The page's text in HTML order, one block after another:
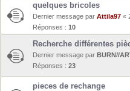
quelques bricoles
Dernier message par Attila97 «
Réponses : 10
Recherche différentes
Dernier message par BURN//
Réponses : 23
pieces de rechange